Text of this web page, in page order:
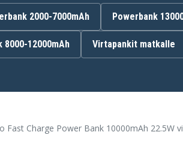
2000-7000mAh Powerbank
8000-12000mAh Virtapankit matkalle
Fast Charge Power Bank 10000mAh 22.5W